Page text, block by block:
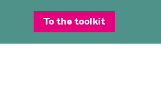
To the toolkit